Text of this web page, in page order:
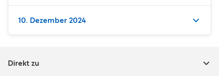
10. Dezember 2024
Direkt zu